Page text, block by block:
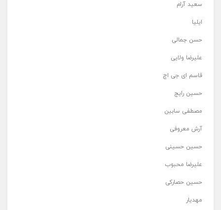
سعید آرام
ایلیا
حسن جمالی
علیرضا ولایی
قاسم ای جی اچ
حسین رایج
مصطفی سابین
آرش معروفی
حسین حسینی
علیرضا محبوب
حسین حصارکی
مهدیار